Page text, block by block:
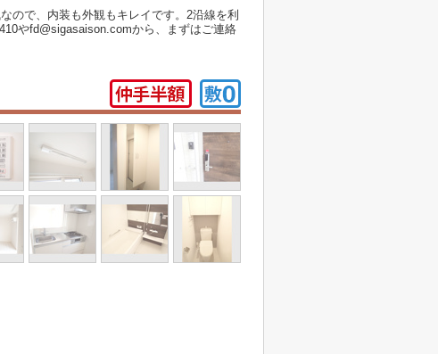
ので、内装も外観もキレイです。2沿線を利
やfd@sigasaison.comから、まずはご連絡